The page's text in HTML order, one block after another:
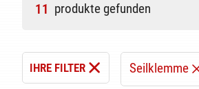
11 produkte gefunden
IHRE FILTER Seilklemme